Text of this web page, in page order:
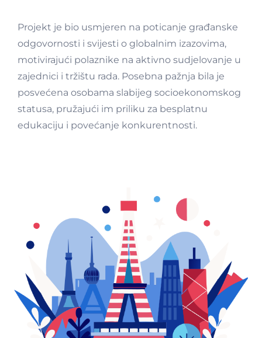
Projekt je bio usmjeren na poticanje građanske
odgovornosti i svijesti o globalnim izazovima,
motivirajući polaznike na aktivno sudjelovanje u
zajednici i tržištu rada. Posebna pažnja bila je
posvećena osobama slabijeg socioekonomskog
statusa, pružajući im priliku za besplatnu
edukaciju i povećanje konkurentnosti.